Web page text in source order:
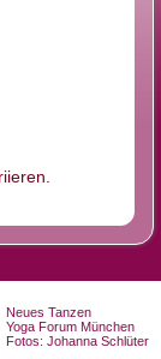
Neues Tanzen
Yoga Forum München
Fotos: Johanna Schlüter